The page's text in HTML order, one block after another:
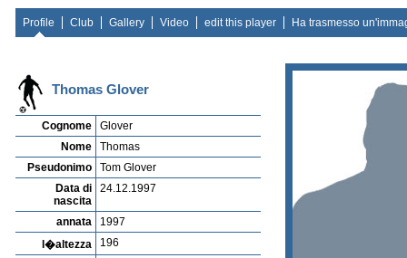
Profile Club Gallery Video edit this player Ha trasmesso
Thomas Glover
Cognome
Glover
Nome
Thomas
Pseudonimo
Tom Glover
Data di
nascita
24.12.1997
annata
1997
l�altezza
196